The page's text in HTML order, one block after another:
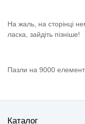
На жаль, на сторінці
ласка, зайдіть пізніше!
Пазли на 9000
Каталог